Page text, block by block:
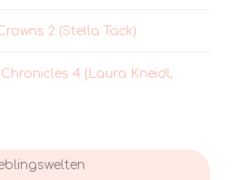
2 (Stella Tack)
4 (Laura Kneidl,